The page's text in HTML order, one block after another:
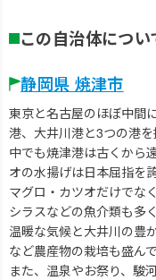
この自治体につい
静岡県 焼津市
東京と名古屋のほぼ中間
港、大井川港と3つの港を
中でも焼津港は古くから
オの水揚げは日本屈指を
マグロ・カツオだけでな
シラスなどの魚介類も多
温暖な気候と大井川の豊
など農産物の栽培も盛んで
また、温泉やお祭り、駿